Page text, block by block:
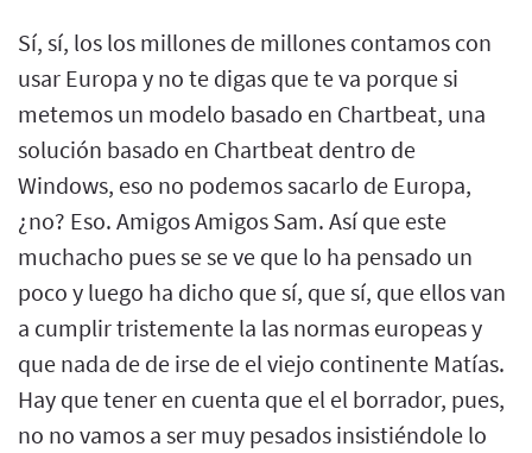
Sí, sí, los los millones de millones contamos con
usar Europa y no te digas que te va porque si
metemos un modelo basado en Chartbeat, una
solución basado en Chartbeat dentro de
Windows, eso no podemos sacarlo de Europa,
¿no? Eso. Amigos Amigos Sam. Así que este
muchacho pues se se ve que lo ha pensado un
poco y luego ha dicho que sí, que sí, que ellos van
a cumplir tristemente la las normas europeas y
que nada de de irse de el viejo continente Matías.
Hay que tener en cuenta que el el borrador, pues,
no no vamos a ser muy pesados insistiéndole lo